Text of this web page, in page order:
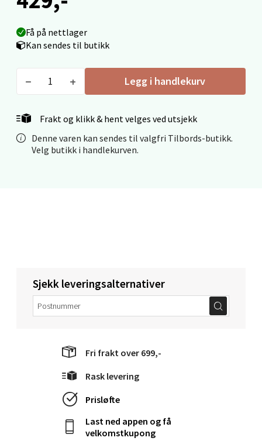
Få på nettlager
Kan sendes til butikk
Legg i handlekurv
Frakt og klikk & hent velges ved utsjekk
Denne varen kan sendes til valgfri Tilbords-butikk.
Velg butikk i handlekurven.
Sjekk leveringsalternativer
Fri frakt over 699,-
Rask levering
Prisløfte
Last ned appen og få
velkomstkupong
Fridtjof Nansensgate 22, 8622 Mo i Rana
0 i butikk
Molde - Moldetorget
Torget 1, 6413 Molde
Åpent i dag 10-20
0 i butikk